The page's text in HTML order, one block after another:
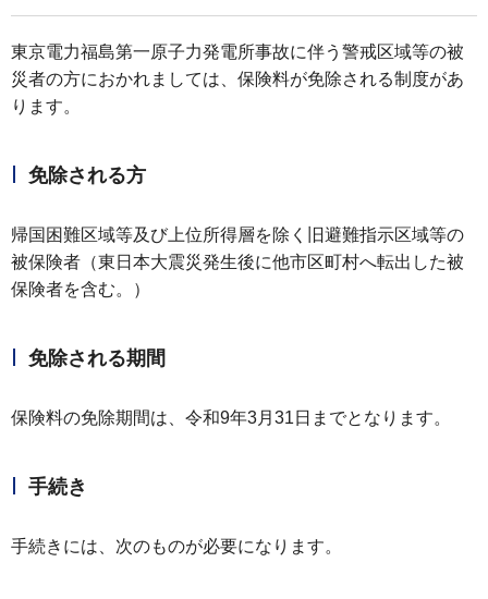
東京電力福島第一原子力発電所事故に伴う警戒区域等の被
災者の方におかれましては、保険料が免除される制度があ
ります。
免除される方
帰国困難区域等及び上位所得層を除く旧避難指示区域等の
被保険者（東日本大震災発生後に他市区町村へ転出した被
保険者を含む。）
免除される期間
保険料の免除期間は、令和9年3月31日までとなります。
手続き
手続きには、次のものが必要になります。